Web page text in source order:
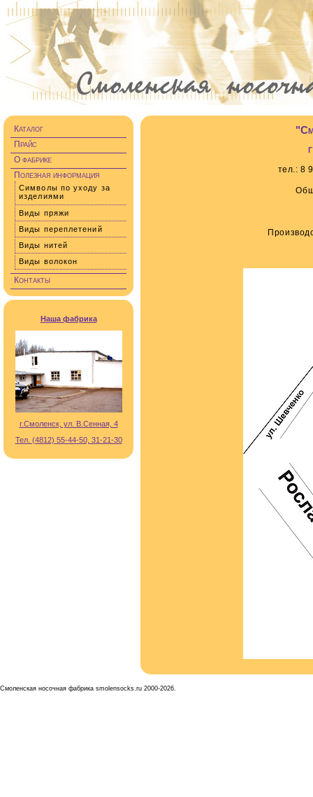
Каталог
Прайс
О фабрике
Полезная информация
Символы по уходу за
изделиями
Виды пряжи
Виды переплетений
Виды нитей
Виды волокон
Контакты
Наша фабрика
г.Смоленск, ул. В.Сенная, 4
Тел. (4812) 55-44-50, 31-21-30
тел.: 8
Смоленская носочная фабрика smolensocks.ru 2000-2026.